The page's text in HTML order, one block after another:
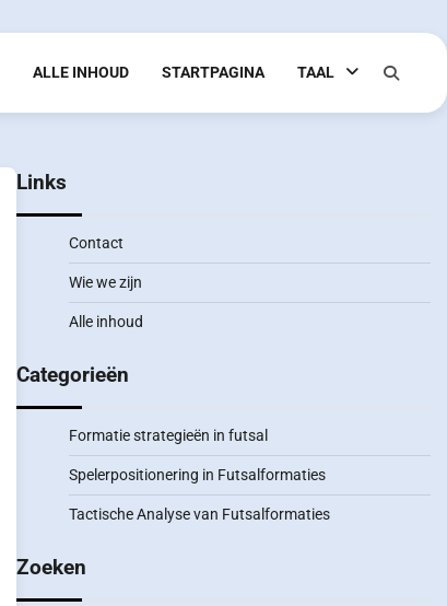
ALLE INHOUD STARTPAGINA TAAL
Links
Contact
Wie we zijn
Alle inhoud
Categorieën
Formatie strategieën in futsal
Spelerpositionering in Futsalformaties
Tactische Analyse van Futsalformaties
Zoeken